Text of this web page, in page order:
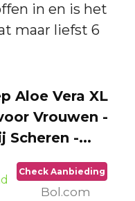
in en is het
maar liefst 6
Aloe Vera XL
Vrouwen -
Scheren -...
Check Aanbieding
Bol.com